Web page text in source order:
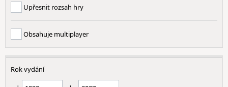
Upřesnit rozsah hry
Obsahuje multiplayer
Rok vydání